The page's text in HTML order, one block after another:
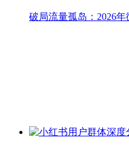
破局流量孤岛：2026